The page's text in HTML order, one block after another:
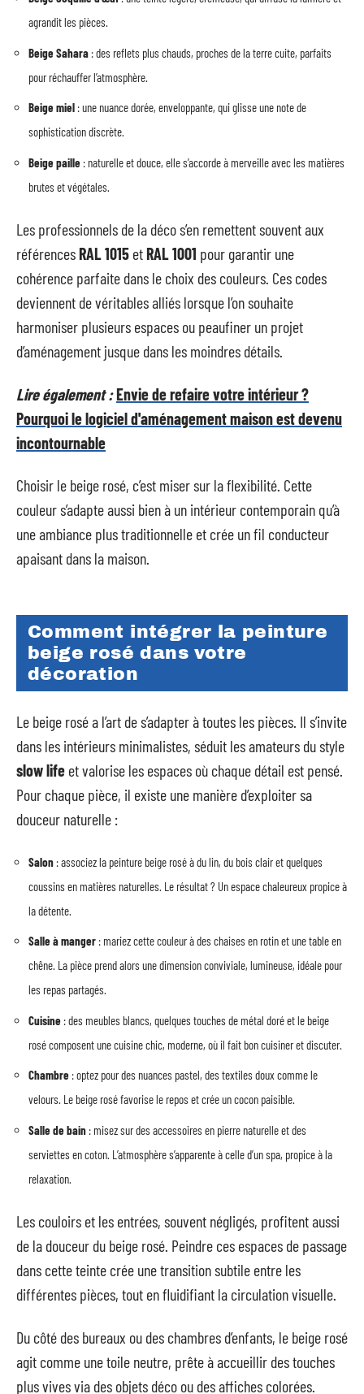
agrandit les pièces.
Beige Sahara : des reflets plus chauds, proches de la terre cuite, parfaits
pour réchauffer l’atmosphère.
Beige miel : une nuance dorée, enveloppante, qui glisse une note de
sophistication discrète.
Beige paille : naturelle et douce, elle s’accorde à merveille avec les matières
brutes et végétales.
Les professionnels de la déco s’en remettent souvent aux
référencesRAL 1015 etRAL 1001 pour garantir une
cohérence parfaite dans le choix des couleurs. Ces codes
deviennent de véritables alliés lorsque l’on souhaite
harmoniser plusieurs espaces ou peaufiner un projet
d’aménagement jusque dans les moindres détails.
Lire également :Envie de refaire votre intérieur ?
Pourquoi le logiciel d'aménagement maison est devenu
incontournable
Choisir le beige rosé, c’est miser sur la flexibilité. Cette
couleur s’adapte aussi bien à un intérieur contemporain qu’à
une ambiance plus traditionnelle et crée un fil conducteur
apaisant dans la maison.
Comment intégrer la peinture
beige rosé dans votre
décoration
Le beige rosé a l’art de s’adapter à toutes les pièces. Il s’invite
dans les intérieurs minimalistes, séduit les amateurs du style
slow life et valorise les espaces où chaque détail est pensé.
Pour chaque pièce, il existe une manière d’exploiter sa
douceur naturelle :
Salon : associez la peinture beige rosé à du lin, du bois clair et quelques
coussins en matières naturelles. Le résultat ? Un espace chaleureux propice à
la détente.
Salle à manger : mariez cette couleur à des chaises en rotin et une table en
chêne. La pièce prend alors une dimension conviviale, lumineuse, idéale pour
les repas partagés.
Cuisine : des meubles blancs, quelques touches de métal doré et le beige
rosé composent une cuisine chic, moderne, où il fait bon cuisiner et discuter.
Chambre : optez pour des nuances pastel, des textiles doux comme le
velours. Le beige rosé favorise le repos et crée un cocon paisible.
Salle de bain : misez sur des accessoires en pierre naturelle et des
serviettes en coton. L’atmosphère s’apparente à celle d’un spa, propice à la
relaxation.
Les couloirs et les entrées, souvent négligés, profitent aussi
de la douceur du beige rosé. Peindre ces espaces de passage
dans cette teinte crée une transition subtile entre les
différentes pièces, tout en fluidifiant la circulation visuelle.
Du côté des bureaux ou des chambres d’enfants, le beige rosé
agit comme une toile neutre, prête à accueillir des touches
plus vives via des objets déco ou des affiches colorées.